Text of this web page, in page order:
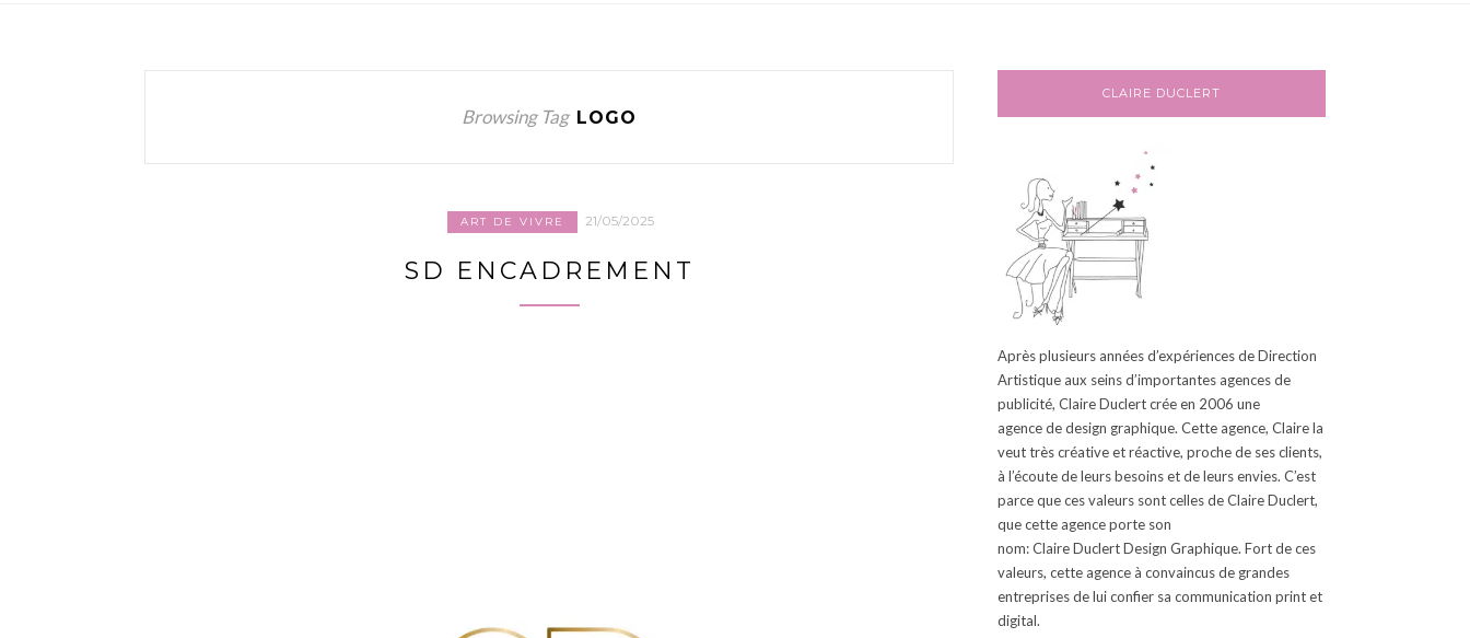
Browsing Tag LOGO
ART DE VIVRE 21/05/2025
SD ENCADREMENT
CLAIRE DUCLERT
Après plusieurs années d’expériences de Direction
Artistique aux seins d’importantes agences de
publicité, ClaireDuclertcrée en 2006 une
agencede design graphique. Cette agence, Claire la
veut très créative et réactive, proche de ses clients,
à l’écoute de leurs besoins et de leurs envies. C’est
parce que ces valeurs sont celles de ClaireDuclert,
que cette agence porte son
nom:ClaireDuclertDesign Graphique. Fort de ces
valeurs, cette agence à convaincus de grandes
entreprises de lui confier sa communication printet
digital.